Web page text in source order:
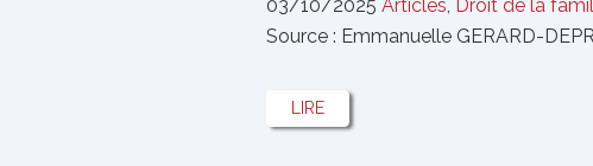
03/10/2025 Articles Droit de la
Source : Emmanuelle GERARD-
LIRE